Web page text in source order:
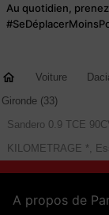
Au quotidien,
Voiture
Gironde (33)
Sandero 0.9 TCE
KILOMETRAGE *,
A propos de